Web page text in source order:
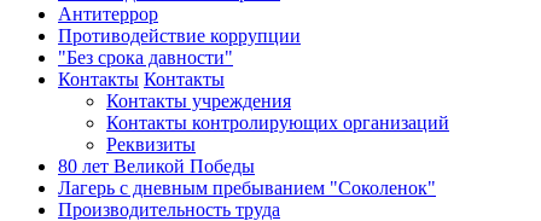
Антитеррор
Противодействие коррупции
"Без срока давности"
Контакты Контакты
Контакты учреждения
Контакты контролирующих организаций
Реквизиты
80 лет Великой Победы
Лагерь с дневным пребыванием "Соколенок"
Производительность труда